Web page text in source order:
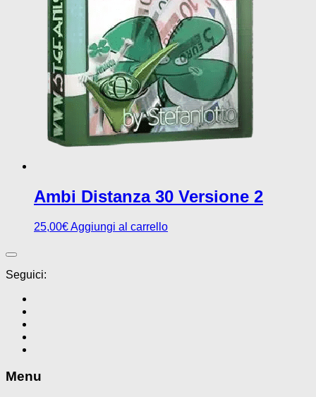
Ambi Distanza 30 Versione 2
25,00€Aggiungi al carrello
Seguici:
Menu